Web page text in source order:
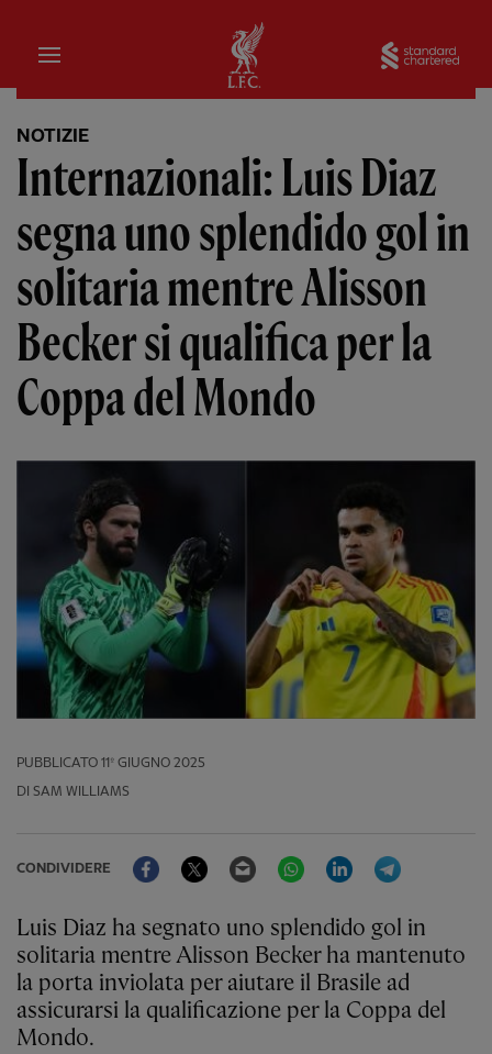
Iniziale
NOTIZIE
Internazionali: Luis Diaz
segna uno splendido gol in
solitaria mentre Alisson
Becker si qualifica per la
Coppa del Mondo
PUBBLICATO 11º GIUGNO 2025
DI SAM WILLIAMS
CONDIVIDERE
FacebookTwitter Email WhatsAppLinkedIn
Luis Diaz ha segnato uno splendido gol in
solitaria mentre Alisson Becker ha mantenuto
la porta inviolata per aiutare il Brasile ad
assicurarsi la qualificazione per la Coppa del
Mondo.